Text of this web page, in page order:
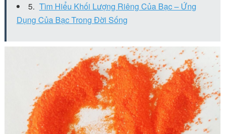
Tìm Hiểu Khối Lượng Riêng Của Bạc – Ứng
Dụng Của Bạc Trong Đời Sống